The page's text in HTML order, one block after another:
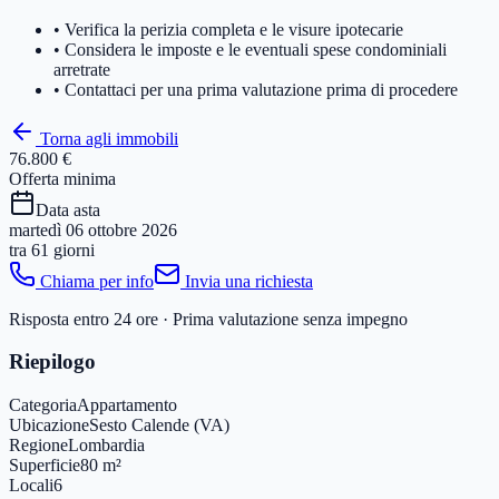
• Verifica la perizia completa e le visure ipotecarie
• Considera le imposte e le eventuali spese condominiali
arretrate
• Contattaci per una prima valutazione prima di procedere
Torna agli immobili
76.800 €
Offerta minima
Data asta
martedì 06 ottobre 2026
tra 61 giorni
Chiama per info
Invia una richiesta
Risposta entro 24 ore · Prima valutazione senza impegno
Riepilogo
CategoriaAppartamento
UbicazioneSesto Calende (VA)
RegioneLombardia
Superficie80 m²
Locali6